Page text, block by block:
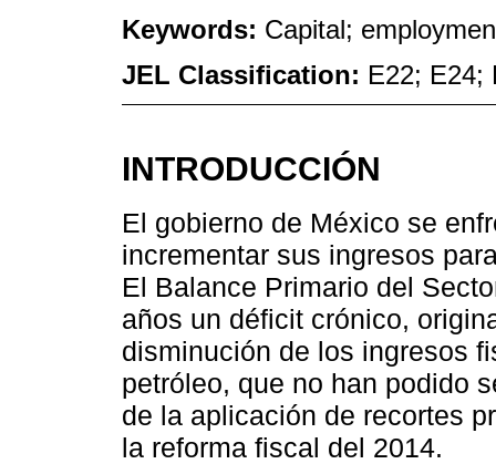
Keywords: Capital;
JEL Classification: E22; E24;
INTRODUCCIÓN
El gobierno de México se
incrementar sus ingresos
El Balance Primario del
años un déficit crónico,
disminución de los ingresos
petróleo, que no han podido
de la aplicación de recortes
la reforma fiscal del 2014.